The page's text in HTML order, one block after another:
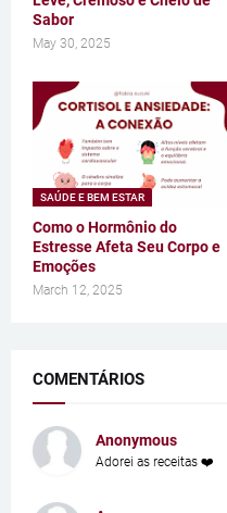
Sabor
May 30, 2025
SAÚDE E BEM ESTAR
Como o Hormônio do
Estresse Afeta Seu Corpo e
Emoções
March 12, 2025
COMENTÁRIOS
Anonymous
Adorei as receitas ❤️